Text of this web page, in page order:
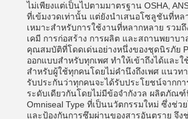
ไม่เพียงแต่เป็นไปตามมาตรฐาน OSHA,
ที่เข้มงวดเท่านั้น แต่ยังนำเสนอโซลูชันที่หล
เหมาะสำหรับการใช้งานที่หลากหลาย รวมถึ
เคมี การก่อสร้าง การผลิต และสถานพยาบา
คุณสมบัติที่โดดเด่นอย่างหนึ่งของชุดนิรภัย
ออกแบบสำหรับทุกเพศ ทำให้เข้าถึงได้และใ
สำหรับผู้ใช้ทุกคนโดยไม่คำนึงถึงเพศ แนวท
รับประกันว่าทุกคนจะได้รับประโยชน์จากก
ระดับเดียวกันโดยไม่มีข้อจำกังวล ผลิตภัณ
Omniseal Type ที่เป็นนวัตกรรมใหม่ ซึ่งช่ว
และป้องกันการซึมผ่านของสารอันตราย จึง